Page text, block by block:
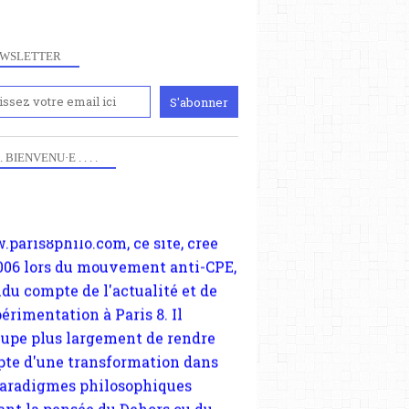
. BIENVENU·E . . . .
ce site, créé
lors du mouvement anti-CPE,
d'une transformation dans
philosophiques
la pensée du Dehors ou du
omme la nomme les
classique. Nous
quant à nous déjà basculé
dans la modernité